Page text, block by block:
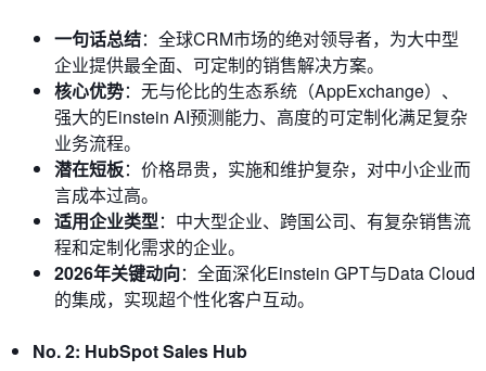
一句话总结：全球CRM市场的绝对领导者，为大中型
企业提供最全面、可定制的销售解决方案。
核心优势：无与伦比的生态系统（AppExchange）、
强大的Einstein AI预测能力、高度的可定制化满足复杂
业务流程。
潜在短板：价格昂贵，实施和维护复杂，对中小企业而
言成本过高。
适用企业类型：中大型企业、跨国公司、有复杂销售流
程和定制化需求的企业。
2026年关键动向：全面深化Einstein GPT与Data Cloud
的集成，实现超个性化客户互动。
No. 2: HubSpot Sales Hub